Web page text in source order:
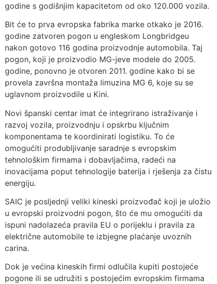
godine s godišnjim kapacitetom od oko 120.000 vozila.
Bit će to prva evropska fabrika marke otkako je 2016.
godine zatvoren pogon u engleskom Longbridgeu
nakon gotovo 116 godina proizvodnje automobila. Taj
pogon, koji je proizvodio MG-jeve modele do 2005.
godine, ponovno je otvoren 2011. godine kako bi se
provela završna montaža limuzina MG 6, koje su se
uglavnom proizvodile u Kini.
Novi španski centar imat će integrirano istraživanje i
razvoj vozila, proizvodnju i opskrbu ključnim
komponentama te koordinirati logistiku. To će
omogućiti produbljivanje saradnje s evropskim
tehnološkim firmama i dobavljačima, radeći na
inovacijama poput tehnologije baterija i rješenja za čistu
energiju.
SAIC je posljednji veliki kineski proizvođač koji je uložio
u evropski proizvodni pogon, što će mu omogućiti da
ispuni nadolazeća pravila EU o porijeklu i pravila za
električne automobile te izbjegne plaćanje uvoznih
carina.
Dok je većina kineskih firmi odlučila kupiti postojeće
pogone ili se udružiti s postojećim evropskim firmama